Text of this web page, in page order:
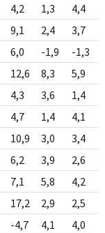
4,2 1,3 4,4
9,1 2,4 3,7
6,0 -1,9 -1,3
12,6 8,3 5,9
4,3 3,6 1,4
4,7 1,4 4,1
10,9 3,0 3,4
6,2 3,9 2,6
7,1 5,8 4,2
17,2 2,9 2,5
-4,7 4,1 4,0